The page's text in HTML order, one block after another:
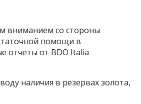
вниманием со стороны
помощи в
отчеты от BDO Italia
наличия в резервах золота,